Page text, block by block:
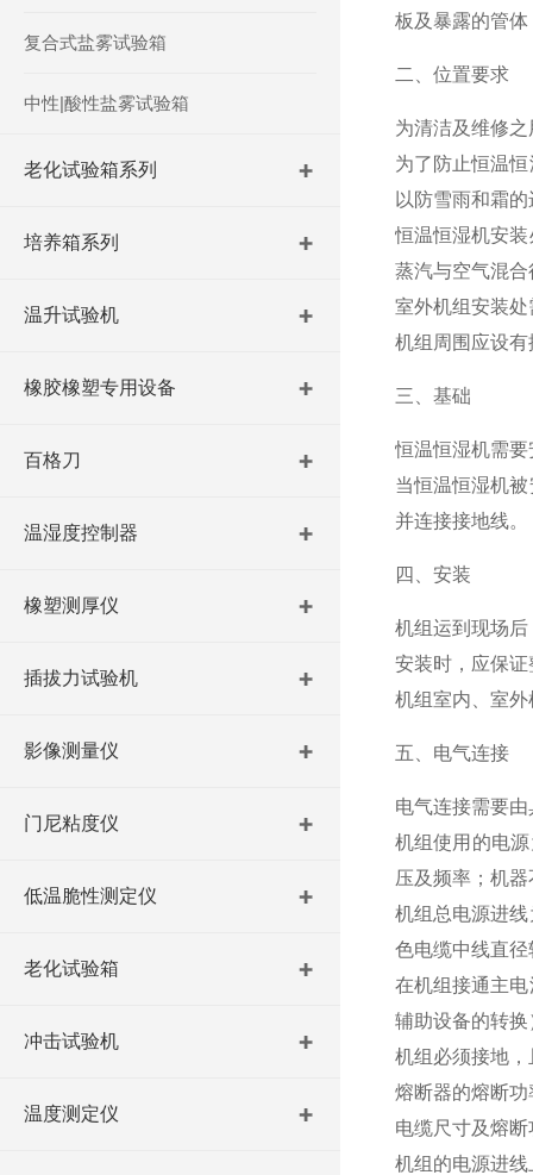
复合式盐雾试验箱
中性|酸性盐雾试验箱
老化试验箱系列
培养箱系列
温升试验机
橡胶橡塑专用设备
百格刀
温湿度控制器
橡塑测厚仪
插拔力试验机
影像测量仪
门尼粘度仪
低温脆性测定仪
老化试验箱
冲击试验机
温度测定仪
板及暴露的管
二、位置要求
为清洁及维修
为了防止恒温
以防雪雨和霜
恒温恒湿机安
蒸汽与空气混
室外机组安装
机组周围应设
三、基础
恒温恒湿机需
当恒温恒湿机
并连接接地线。
四、安装
机组运到现场
安装时，应保
机组室内、室
五、电气连接
电气连接需要
机组使用的电
压及频率；机
机组总电源进
色电缆中线直
在机组接通主
辅助设备的转
机组必须接地
熔断器的熔断
电缆尺寸及熔
机组的电源进